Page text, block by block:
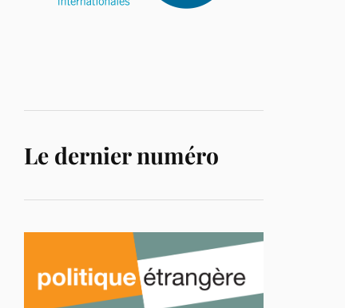
Le dernier numéro